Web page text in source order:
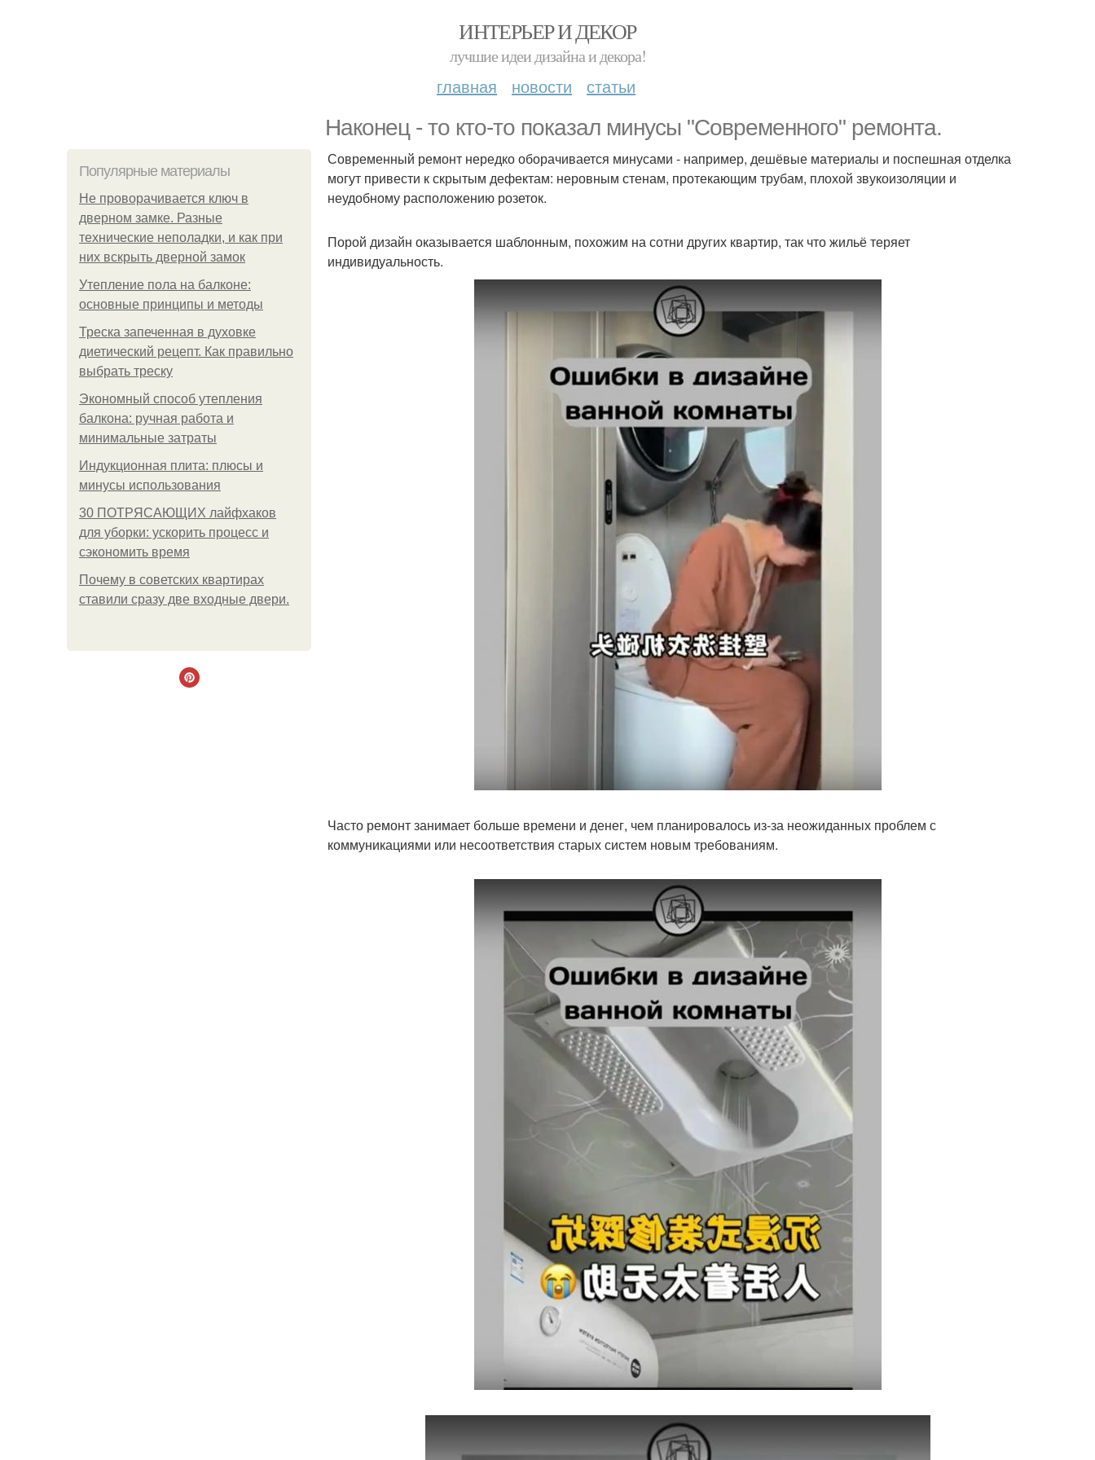
ИНТЕРЬЕР И ДЕКОР
лучшие идеи дизайна и декора!
главная новости статьи
Наконец - то кто-то показал минусы "Современного" ремонта.
Популярные материалы
Не проворачивается ключ в
дверном замке. Разные
технические неполадки, и как при
них вскрыть дверной замок
Утепление пола на балконе:
основные принципы и методы
Треска запеченная в духовке
диетический рецепт. Как правильно
выбрать треску
Экономный способ утепления
балкона: ручная работа и
минимальные затраты
Индукционная плита: плюсы и
минусы использования
30 ПОТРЯСАЮЩИХ лайфхаков
для уборки: ускорить процесс и
сэкономить время
Почему в советских квартирах
ставили сразу две входные двери.
Современный ремонт нередко оборачивается минусами - например, дешёвые материалы и поспешная отделка
могут привести к скрытым дефектам: неровным стенам, протекающим трубам, плохой звукоизоляции и
неудобному расположению розеток.
Порой дизайн оказывается шаблонным, похожим на сотни других квартир, так что жильё теряет
индивидуальность.
Часто ремонт занимает больше времени и денег, чем планировалось из-за неожиданных проблем с
коммуникациями или несоответствия старых систем новым требованиям.